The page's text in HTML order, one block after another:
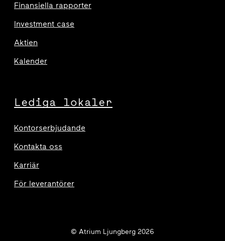
Finansiella rapporter
Investment case
Aktien
Kalender
Lediga lokaler
Kontorserbjudande
Kontakta oss
Karriär
För leverantörer
© Atrium Ljungberg 2026